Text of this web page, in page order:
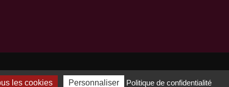
les cookies Personnaliser Politique de confidentialité